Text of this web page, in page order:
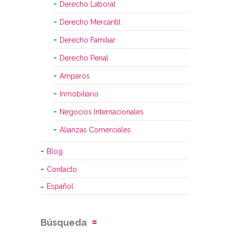
Derecho Laboral
Derecho Mercantil
Derecho Familiar
Derecho Penal
Amparos
Inmobiliario
Negocios Internacionales
Alianzas Comerciales
Blog
Contacto
Español
Búsqueda